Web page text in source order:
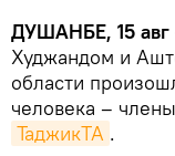
ДУШАНБЕ, 15 авг
Худжандом и
области
человека –
ТаджикТА .